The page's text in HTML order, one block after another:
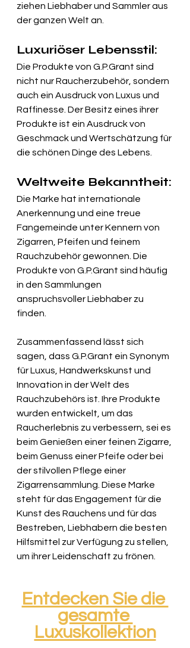
ziehen Liebhaber und Sammler aus
der ganzen Welt an.
Luxuriöser Lebensstil:
Die Produkte von G.P.Grant sind
nicht nur Raucherzubehör, sondern
auch ein Ausdruck von Luxus und
Raffinesse. Der Besitz eines ihrer
Produkte ist ein Ausdruck von
Geschmack und Wertschätzung für
die schönen Dinge des Lebens.
Weltweite Bekanntheit:
Die Marke hat internationale
Anerkennung und eine treue
Fangemeinde unter Kennern von
Zigarren, Pfeifen und feinem
Rauchzubehör gewonnen. Die
Produkte von G.P.Grant sind häufig
in den Sammlungen
anspruchsvoller Liebhaber zu
finden.
Zusammenfassend lässt sich
sagen, dass G.P.Grant ein Synonym
für Luxus, Handwerkskunst und
Innovation in der Welt des
Rauchzubehörs ist. Ihre Produkte
wurden entwickelt, um das
Raucherlebnis zu verbessern, sei es
beim Genießen einer feinen Zigarre,
beim Genuss einer Pfeife oder bei
der stilvollen Pflege einer
Zigarrensammlung. Diese Marke
steht für das Engagement für die
Kunst des Rauchens und für das
Bestreben, Liebhabern die besten
Hilfsmittel zur Verfügung zu stellen,
um ihrer Leidenschaft zu frönen.
Entdecken Sie die
gesamte
Luxuskollektion